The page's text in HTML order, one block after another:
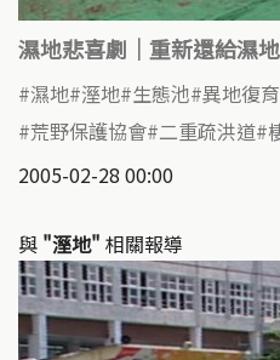
濕地悲喜劇｜重新還給濕
濕地 溼地 生態池 異地復育
荒野保護協會 二重疏洪道
2005-02-28 00:00
與 "溼地" 相關報導